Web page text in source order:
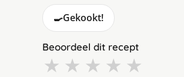
🍳Gekookt!
Beoordeel dit recept
★ ★ ★ ★ ★